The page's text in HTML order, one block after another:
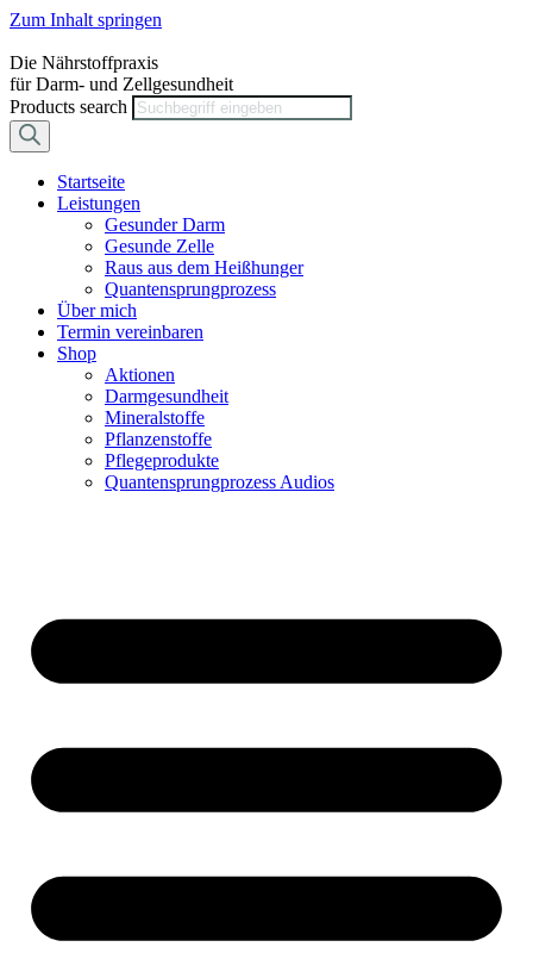
Zum Inhalt springen
Die Nährstoffpraxis
für Darm- und Zellgesundheit
Products search
Startseite
Leistungen
Gesunder Darm
Gesunde Zelle
Raus aus dem Heißhunger
Quantensprungprozess
Über mich
Termin vereinbaren
Shop
Aktionen
Darmgesundheit
Mineralstoffe
Pflanzenstoffe
Pflegeprodukte
Quantensprungprozess Audios